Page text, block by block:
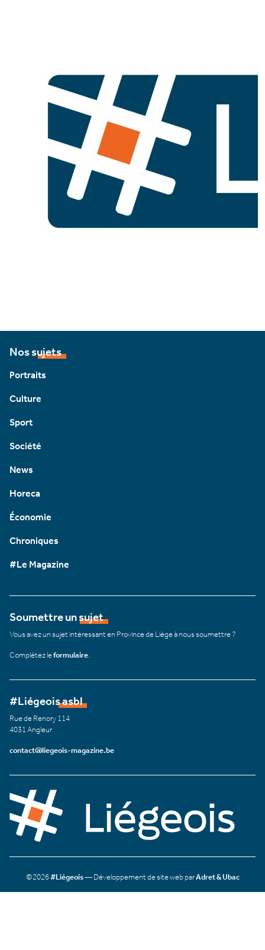
Nos sujets
Portraits
Culture
Sport
Société
News
Horeca
Économie
Chroniques
#Le Magazine
Soumettre un sujet
Vous avez un sujet intéressant en Province de Liège à nous soumettre ?
Complétez leformulaire
#Liégeois asbl
Rue de Renory 114
4031 Angleur
contact@liegeois-magazine.be
©2026#Liégeois— Développement de site web parAdret & Ubac